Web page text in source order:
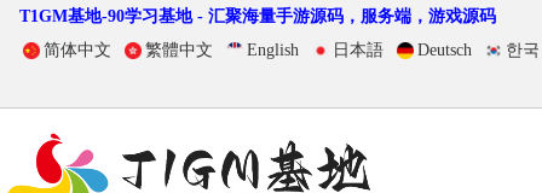
T1GM基地-90学习基地 - 汇聚海量手游源码，服务端，游戏源码
简体中文
繁體中文 English 日本語 Deutsch 한